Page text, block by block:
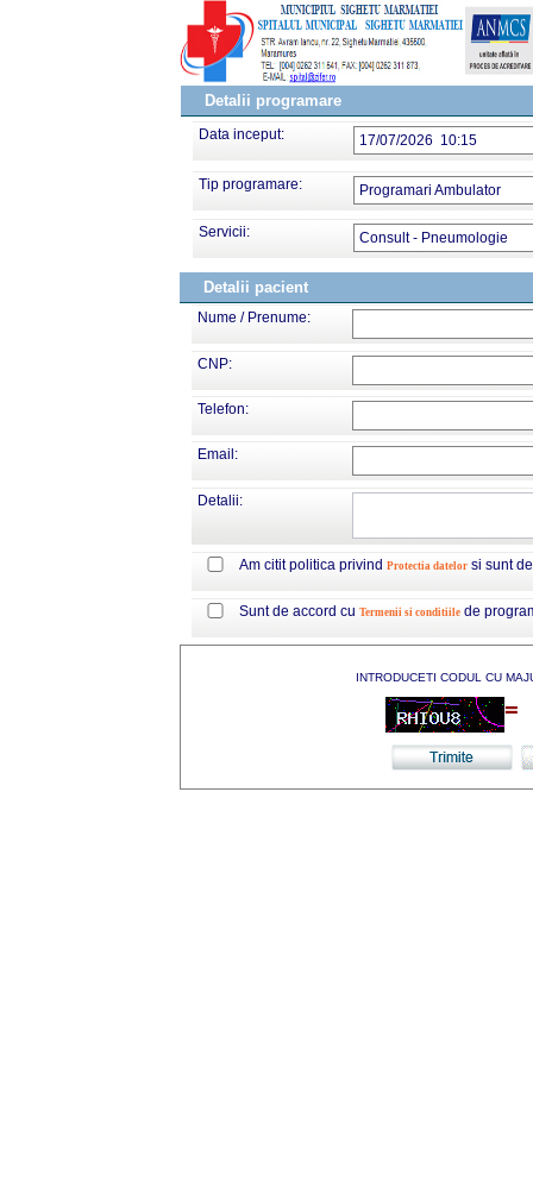
Detalii programare
Data inceput: 17/07/2026 10:15
Tip programare: Programari Ambulator
Servicii: Consult - Pneumologie
Detalii pacient
Nume / Prenume:
CNP:
Telefon:
Email:
Detalii:
Am citit politica privind Protectia datelor si sunt
Sunt de accord cu Termenii si conditiile de
INTRODUCETI CODUL CU
=